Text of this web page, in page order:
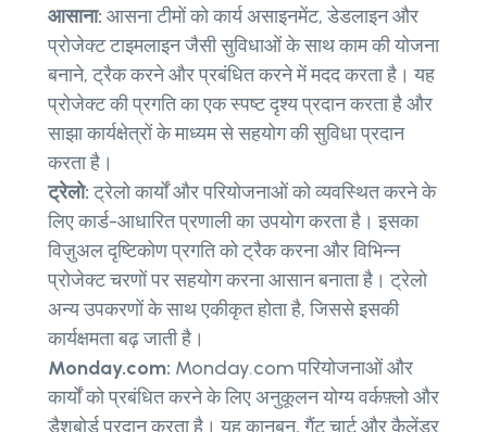
आसाना: आसना टीमों को कार्य असाइनमेंट, डेडलाइन और
प्रोजेक्ट टाइमलाइन जैसी सुविधाओं के साथ काम की योजना
बनाने, ट्रैक करने और प्रबंधित करने में मदद करता है। यह
प्रोजेक्ट की प्रगति का एक स्पष्ट दृश्य प्रदान करता है और
साझा कार्यक्षेत्रों के माध्यम से सहयोग की सुविधा प्रदान
करता है।
ट्रेलो:ट्रेलो कार्यों और परियोजनाओं को व्यवस्थित करने के
लिए कार्ड-आधारित प्रणाली का उपयोग करता है। इसका
विज़ुअल दृष्टिकोण प्रगति को ट्रैक करना और विभिन्न
प्रोजेक्ट चरणों पर सहयोग करना आसान बनाता है। ट्रेलो
अन्य उपकरणों के साथ एकीकृत होता है, जिससे इसकी
कार्यक्षमता बढ़ जाती है।
Monday.com: Monday.com परियोजनाओं और
कार्यों को प्रबंधित करने के लिए अनुकूलन योग्य वर्कफ़्लो और
डैशबोर्ड प्रदान करता है। यह कानबन, गैंट चार्ट और कैलेंडर